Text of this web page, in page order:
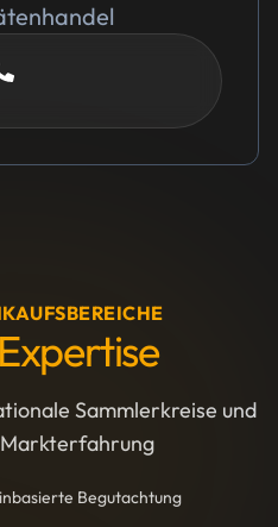
Expertise
Sammlerkreise und
Markterfahrung
Begutachtung